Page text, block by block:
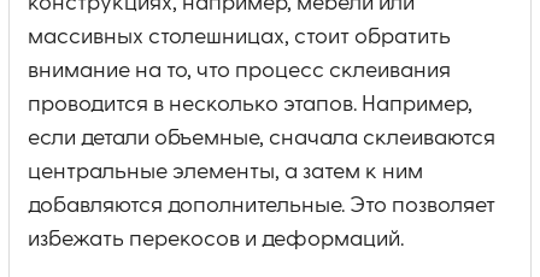
массивных столешницах, стоит обратить
внимание на то, что процесс склеивания
проводится в несколько этапов. Например,
если детали объемные, сначала склеиваются
центральные элементы, а затем к ним
добавляются дополнительные. Это позволяет
избежать перекосов и деформаций.